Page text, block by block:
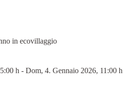
in ecovillaggio
h - Dom, 4. Gennaio 2026, 11:00 h